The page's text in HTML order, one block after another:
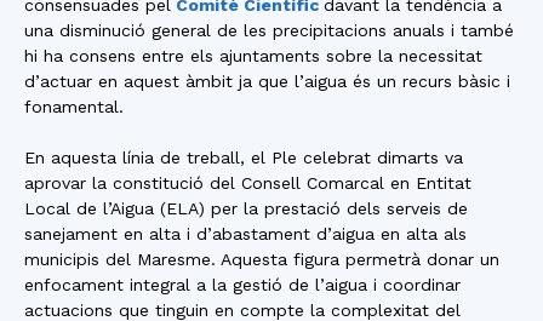
consensuades pel Comitè Científic davant la tendència a
una disminució general de les precipitacions anuals i també
hi ha consens entre els ajuntaments sobre la necessitat
d’actuar en aquest àmbit ja que l’aigua és un recurs bàsic i
fonamental.
En aquesta línia de treball, el Ple celebrat dimarts va
aprovar la constitució del Consell Comarcal en Entitat
Local de l’Aigua (ELA) per la prestació dels serveis de
sanejament en alta i d’abastament d’aigua en alta als
municipis del Maresme. Aquesta figura permetrà donar un
enfocament integral a la gestió de l’aigua i coordinar
actuacions que tinguin en compte la complexitat del